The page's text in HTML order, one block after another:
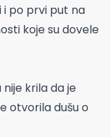
i po prvi put na
koje su dovele
krila da je
otvorila dušu o